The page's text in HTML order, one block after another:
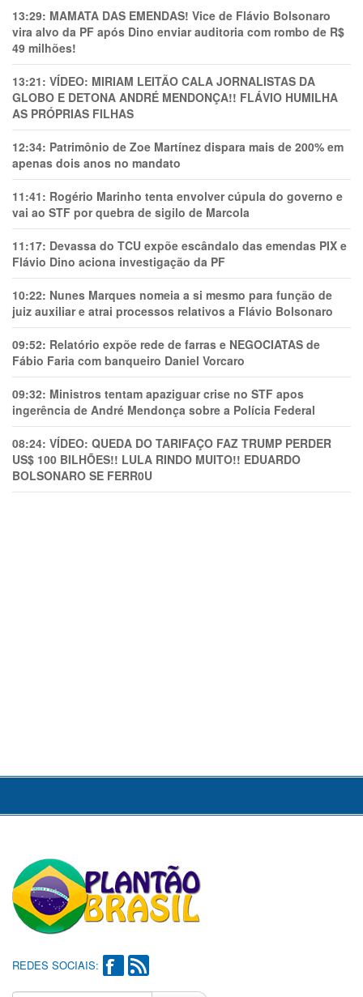
13:29: MAMATA DAS EMENDAS! Vice de Flávio Bolsonaro
vira alvo da PF após Dino enviar auditoria com rombo de R$
49 milhões!
13:21: VÍDEO: MIRIAM LEITÃO CALA JORNALISTAS DA
GLOBO E DETONA ANDRÉ MENDONÇA!! FLÁVIO HUMILHA
AS PRÓPRIAS FILHAS
12:34: Patrimônio de Zoe Martínez dispara mais de 200% em
apenas dois anos no mandato
11:41: Rogério Marinho tenta envolver cúpula do governo e
vai ao STF por quebra de sigilo de Marcola
11:17: Devassa do TCU expõe escândalo das emendas PIX e
Flávio Dino aciona investigação da PF
10:22: Nunes Marques nomeia a si mesmo para função de
juiz auxiliar e atrai processos relativos a Flávio Bolsonaro
09:52: Relatório expõe rede de farras e NEGOCIATAS de
Fábio Faria com banqueiro Daniel Vorcaro
09:32: Ministros tentam apaziguar crise no STF apos
ingerência de André Mendonça sobre a Polícia Federal
08:24: VÍDEO: QUEDA DO TARIFAÇO FAZ TRUMP PERDER
US$ 100 BILHÕES!! LULA RINDO MUITO!! EDUARDO
BOLSONARO SE FERR0U
REDES SOCIAIS: